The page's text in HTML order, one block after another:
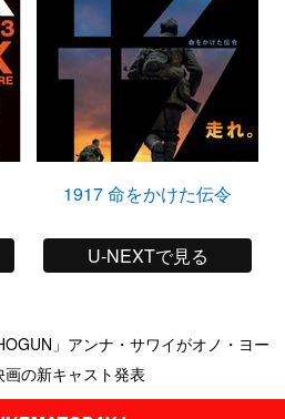
1917 命をかけた伝令
U-NEXTで見る
」アンナ・サワイがオノ・ヨー
の新キャスト発表